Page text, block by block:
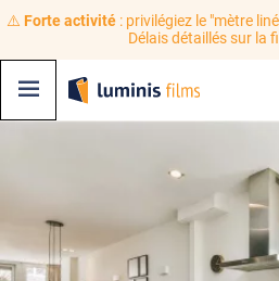
⚠️ Forte activité: privilégiez le "mètre
Délais détaillés sur la